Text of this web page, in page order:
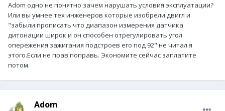
Adom одно не понятно зачем нарушать условия эксплуатации?
Или вы умнее тех инженеров которые изобрели двигл и
"забыли прописать что диапазон измерения датчика
дитонации широк и он способен отрегулировать угол
опережения зажигания подстроев его под 92" не читал я
этого.Если не прав поправь. Экономите сейчас заплатите
потом.
Adom